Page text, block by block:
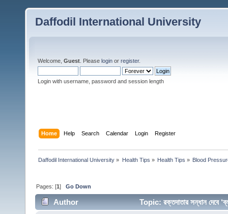
Daffodil International University
Welcome, Guest . Please login or register.
Login with username, password and session length
Home Help Search Calendar Login Register
Daffodil International University » Health Tips » Health Tips » Blood
Pages: [1]Go Down
Author Topic: রক্তদাতার সন্ধান দেবে